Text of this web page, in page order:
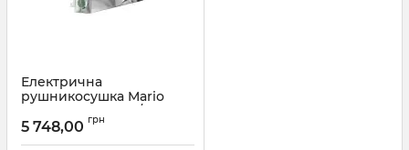
Електрична
рушникосушка Mario
Аккордо-I 30х630/85
чорний мат
Артикул:2.13.046003.0-BM
5 748,00 грн